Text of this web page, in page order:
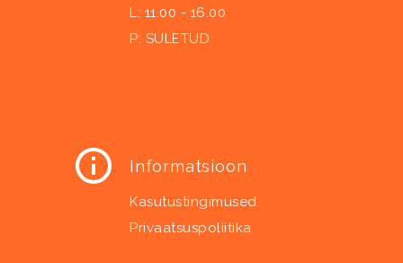
L: 11.00 - 16.00
P: SULETUD
Informatsioon
Kasutustingimused
Privaatsuspoliitika